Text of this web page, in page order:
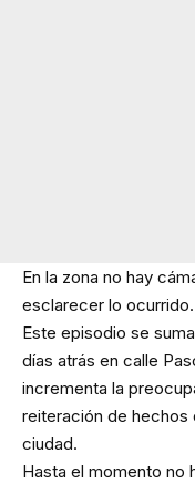
En la zona no hay
esclarecer lo ocurrido.
Este episodio se
días atrás en calle
incrementa la
reiteración de hechos
ciudad.
Hasta el momento no